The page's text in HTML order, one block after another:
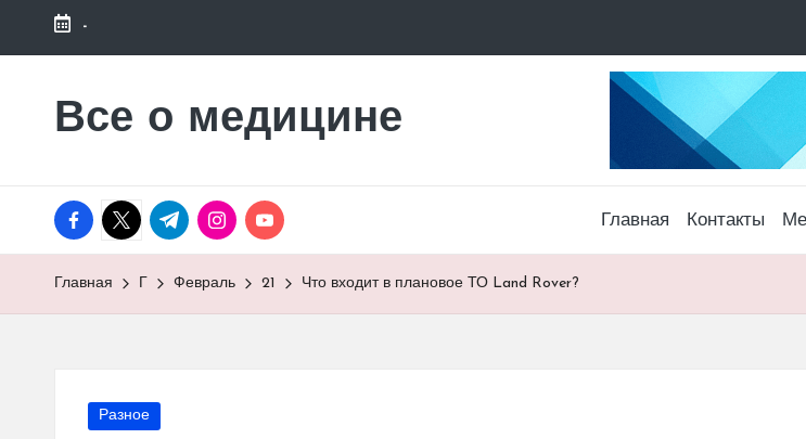
Перейти
содержимому
-
Все о медицине
Лечитесь
facebook.com
twitter.com
t.me instagram.com
youtube.com Главная Контакты
Главная Г Февраль 21 Что входит в плановое ТО Land Rover?
Опубликовано
Разное